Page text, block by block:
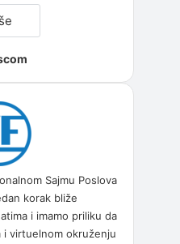
“Transcom”
Sajmu Poslova
korak bliže
i imamo priliku da
i virtuelnom okruženju